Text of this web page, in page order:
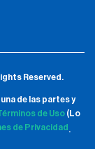
Reserved.
de las partes y
de Uso(Lo
de Privacidad .